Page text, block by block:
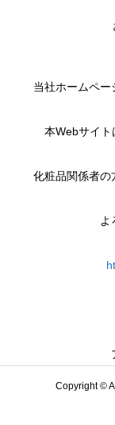
当社ホームペー
本Webサイト
化粧品関係者の
よ
Copyright ©